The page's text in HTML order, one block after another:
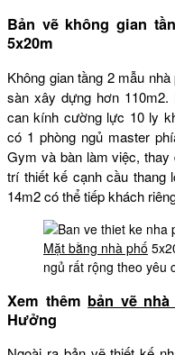
Bản vẽ không gian
5x20m
Không gian tầng 2 mẫu
sàn xây dựng hơn
can kính cường lực 10 ly
có 1 phòng ngủ master
Gym và bàn làm việc, thay
trí thiết kế cạnh cầu thang
14m2 có thể tiếp khách
Mặt bằng nhà phố
ngủ rất rộng theo yêu
Xem thêm bản vẽ
Hưởng